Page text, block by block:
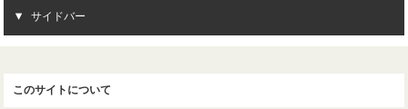
サイドバー
このサイトについて